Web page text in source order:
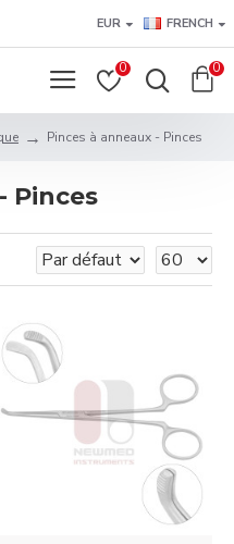
EUR FRENCH
0 0
Pinces à anneaux - Pinces
Pinces